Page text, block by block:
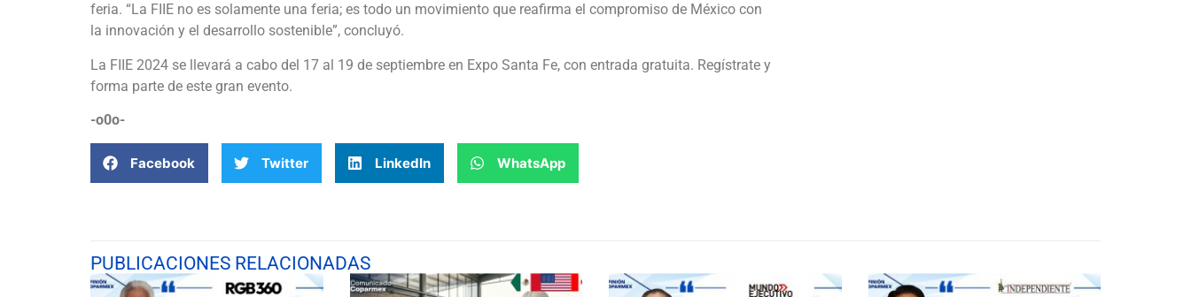
feria. “La FIIE no es solamente una feria; es todo un movimiento que reafirma el compromiso de México con
la innovación y el desarrollo sostenible”, concluyó.
La FIIE 2024 se llevará a cabo del 17 al 19 de septiembre en Expo Santa Fe, con entrada gratuita. Regístrate y
forma parte de este gran evento.
-o0o-
Facebook Twitter LinkedIn WhatsApp
PUBLICACIONES RELACIONADAS